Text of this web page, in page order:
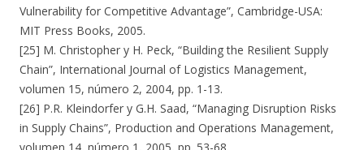
Vulnerability for Competitive Advantage”, Cambridge-USA:
MIT Press Books, 2005.
[25] M. Christopher y H. Peck, “Building the Resilient Supply
Chain”, International Journal of Logistics Management,
volumen 15, número 2, 2004, pp. 1-13.
[26] P.R. Kleindorfer y G.H. Saad, “Managing Disruption Risks
in Supply Chains”, Production and Operations Management,